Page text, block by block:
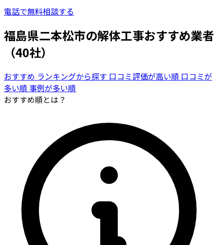
電話で無料相談する
福島県二本松市の解体工事おすすめ業者
（40社）
おすすめ ランキングから探す 口コミ評価が高い順 口コミが
多い順 事例が多い順
おすすめ順とは？